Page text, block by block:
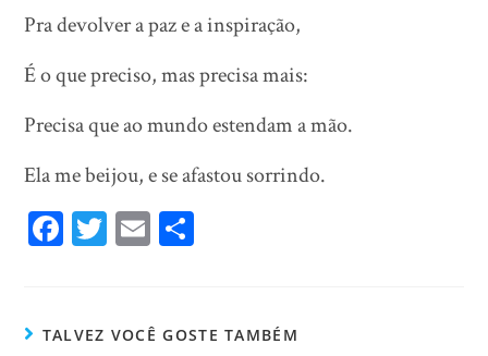
Pra devolver a paz e a inspiração,
É o que preciso, mas precisa mais:
Precisa que ao mundo estendam a mão.
Ela me beijou, e se afastou sorrindo.
Fa
ok
T
er
E
TALVEZ VOCÊ GOSTE TAMBÉM